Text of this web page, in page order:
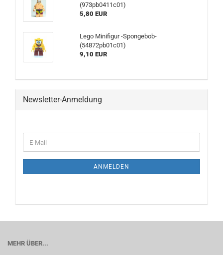
(973pb0411c01)
5,80 EUR
Lego Minifigur -Spongebob-
(54872pb01c01)
9,10 EUR
Newsletter-Anmeldung
ANMELDEN
MEHR ÜBER...